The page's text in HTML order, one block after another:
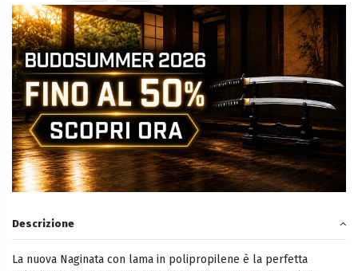
Descrizione
La nuova Naginata con lama in polipropilene è la perfetta